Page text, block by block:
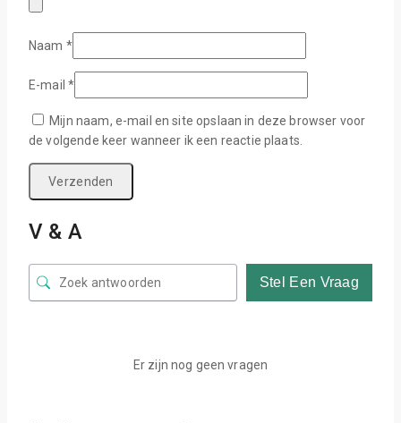
Naam *
E-mail*
Mijn naam, e-mail en site opslaan in deze browser voor
de volgende keer wanneer ik een reactie plaats.
V & A
Stel Een Vraag
Er zijn nog geen vragen